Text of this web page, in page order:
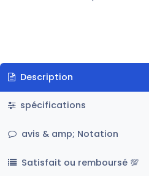
Description
spécifications
avis & amp; Notation
Satisfait ou remboursé 💯